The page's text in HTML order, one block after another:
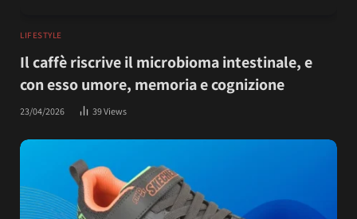
LIFESTYLE
Il caffè riscrive il microbioma intestinale, e
con esso umore, memoria e cognizione
23/04/2026 39Views